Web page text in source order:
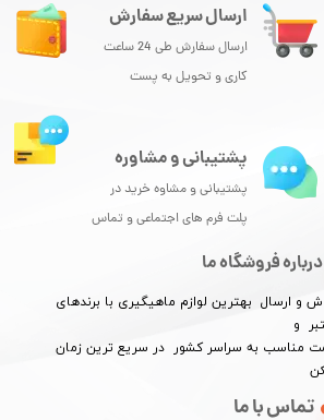
ارسال سریع سفارش
ارسال سفارش طی 24 ساعت
کاری و تحویل به پست
درباره فروشگاه ما
و ارسال بهترین لوازم ماهیگیری با برندهای
و
مناسب به سراسر کشور در سریع ترین زمان
تماس با ما
پشتیبانی و مشاوره
پشتیبانی و مشاوه خرید در
پلت فرم های اجتماعی و تماس